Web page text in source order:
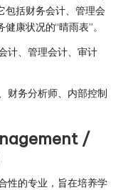
包括财务会计、管理会
康状况的“晴雨表”。
计、管理会计、审计
财务分析师、内部控制
/
性的专业，旨在培养学